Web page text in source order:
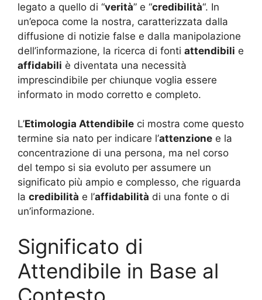
legato a quello di “verità” e “credibilità“. In
un’epoca come la nostra, caratterizzata dalla
diffusione di notizie false e dalla manipolazione
dell’informazione, la ricerca di fonti attendibili e
affidabili è diventata una necessità
imprescindibile per chiunque voglia essere
informato in modo corretto e completo.
L’Etimologia Attendibile ci mostra come questo
termine sia nato per indicare l’attenzione e la
concentrazione di una persona, ma nel corso
del tempo si sia evoluto per assumere un
significato più ampio e complesso, che riguarda
la credibilità e l’affidabilità di una fonte o di
un’informazione.
Significato di
Attendibile in Base al
Contesto